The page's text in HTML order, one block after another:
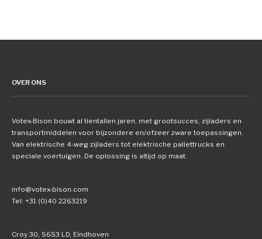
OVER ONS
Votex-Bison bouwt al tientallen jaren, met grootsucces, zijladers en
transportmiddelen voor bijzondere en/ofzeer zware toepassingen.
Van elektrische 4-weg zijladers tot elektrische pallettrucks en
speciale voertuigen. De oplossing is altijd op maat.
info@votex-bison.com
Tel: +31 (0)40 2263219
Croy 30, 5653 LD, Eindhoven